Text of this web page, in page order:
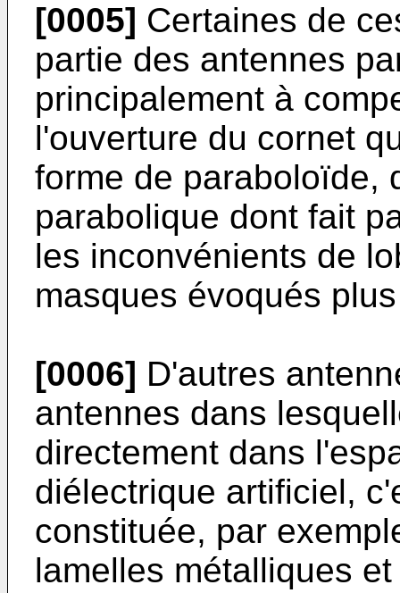
[0005] Certaines de
partie des antennes
principalement à
l'ouverture du cornet
forme de paraboloïde,
parabolique dont fait
les inconvénients de
masques évoqués
[0006] D'autres
antennes dans
directement dans
diélectrique artificiel,
constituée, par
lamelles métalliques